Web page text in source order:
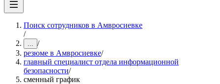
Поиск сотрудников в Амвросиевке
/
... /
резюме в Амвросиевке/
главный специалист отдела информационной
безопасности/
сменный график